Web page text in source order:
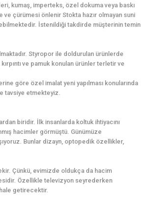
kumaş, imperteks, özel dokuma veya baskı
çürümesi önlenir Stokta hazır olmayan suni
İstenildiği takdirde müşterinin temin
Styropor ile doldurulan ürünlerde
ve pamuk konulan ürünler terletir ve
göre özel imalat yeni yapılması konularında
tavsiye etmekteyiz.
biridir. İlk insanlarda koltuk ihtiyacını
hacimler görmüştü. Günümüze
Bunlar dizayn, optopedik özellikler,
Çünkü, evimizde oldukça da hacim
Özellikle televizyon seyrederken
hale getirecektir.